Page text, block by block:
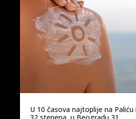
U 10 časova najtoplije na